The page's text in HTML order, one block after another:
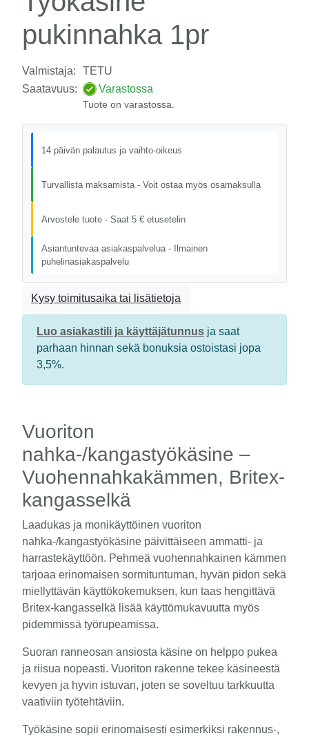
pukinnahka 1pr
Valmistaja:
TETU
Saatavuus:
Varastossa
Tuote on varastossa.
14 päivän palautus ja vaihto-oikeus
Turvallista maksamista - Voit ostaa myös osamaksulla
Arvostele tuote - Saat 5 € etusetelin
Asiantuntevaa asiakaspalvelua - Ilmainen
puhelinasiakaspalvelu
Kysy toimitusaika tai lisätietoja
Luo asiakastili ja käyttäjätunnus ja saat
parhaan hinnan sekä bonuksia ostoistasi jopa
3,5%.
Vuoriton
nahka-/kangastyökäsine –
Vuohennahkakämmen, Britex-
kangasselkä
Laadukas ja monikäyttöinen vuoriton
nahka-/kangastyökäsine päivittäiseen ammatti- ja
harrastekäyttöön. Pehmeä vuohennahkainen kämmen
tarjoaa erinomaisen sormituntuman, hyvän pidon sekä
miellyttävän käyttökokemuksen, kun taas hengittävä
Britex-kangasselkä lisää käyttömukavuutta myös
pidemmissä työrupeamissa.
Suoran ranneosan ansiosta käsine on helppo pukea
ja riisua nopeasti. Vuoriton rakenne tekee käsineestä
kevyen ja hyvin istuvan, joten se soveltuu tarkkuutta
vaativiin työtehtäviin.
Työkäsine sopii erinomaisesti esimerkiksi rakennus-,